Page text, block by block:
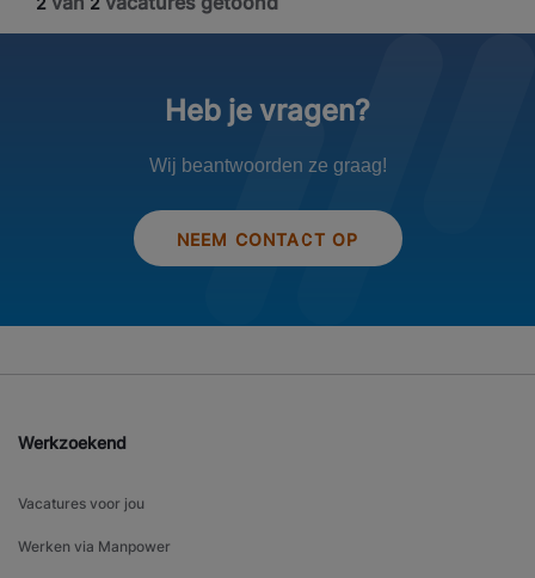
Heb je vragen?
Wij beantwoorden ze graag!
NEEM CONTACT OP
Werkzoekend
Vacatures voor jou
Werken via Manpower